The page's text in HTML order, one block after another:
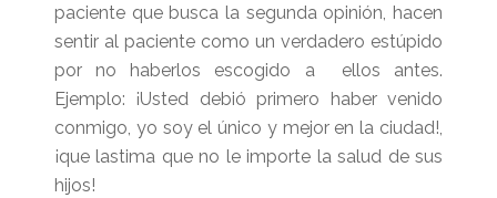
paciente que busca la segunda opinión, hacen
sentir al paciente como un verdadero estúpido
por no haberlos escogido a ellos antes.
Ejemplo: ¡Usted debió primero haber venido
conmigo, yo soy el único y mejor en la ciudad!,
¡que lastima que no le importe la salud de sus
hijos!